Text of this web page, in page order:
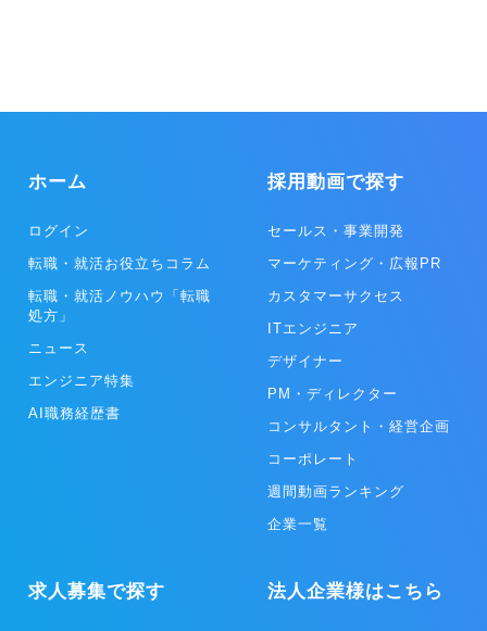
ホーム
ログイン
転職・就活お役立ちコラム
転職・就活ノウハウ「転職
処方」
ニュース
エンジニア特集
AI職務経歴書
採用動画で探す
セールス・事業開発
マーケティング・広報PR
カスタマーサクセス
ITエンジニア
デザイナー
PM・ディレクター
コンサルタント・経営企画
コーポレート
週間動画ランキング
企業一覧
求人募集で探す 法人企業様はこちら